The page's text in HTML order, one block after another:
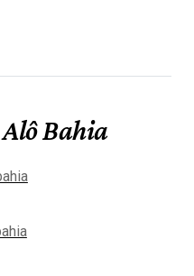
Bahia